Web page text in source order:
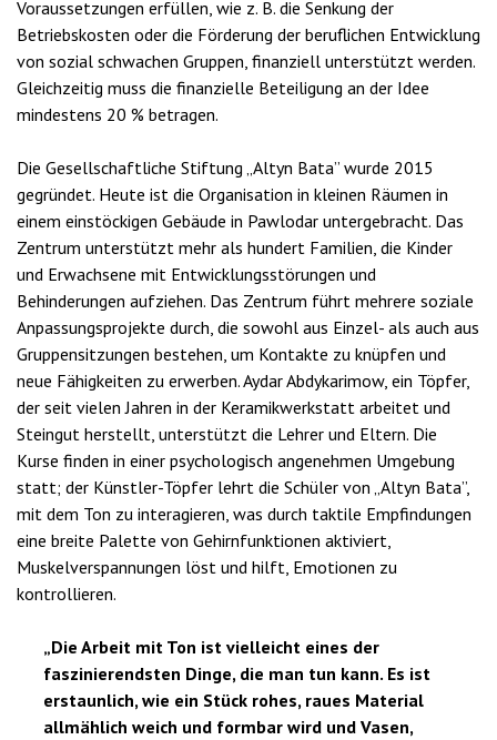
Voraussetzungen erfüllen, wie z. B. die Senkung der
Betriebskosten oder die Förderung der beruflichen Entwicklung
von sozial schwachen Gruppen, finanziell unterstützt werden.
Gleichzeitig muss die finanzielle Beteiligung an der Idee
mindestens 20 % betragen.
Die Gesellschaftliche Stiftung „Altyn Bata” wurde 2015
gegründet. Heute ist die Organisation in kleinen Räumen in
einem einstöckigen Gebäude in Pawlodar untergebracht. Das
Zentrum unterstützt mehr als hundert Familien, die Kinder
und Erwachsene mit Entwicklungsstörungen und
Behinderungen aufziehen. Das Zentrum führt mehrere soziale
Anpassungsprojekte durch, die sowohl aus Einzel- als auch aus
Gruppensitzungen bestehen, um Kontakte zu knüpfen und
neue Fähigkeiten zu erwerben. Aydar Abdykarimow, ein Töpfer,
der seit vielen Jahren in der Keramikwerkstatt arbeitet und
Steingut herstellt, unterstützt die Lehrer und Eltern. Die
Kurse finden in einer psychologisch angenehmen Umgebung
statt; der Künstler-Töpfer lehrt die Schüler von „Altyn Bata”,
mit dem Ton zu interagieren, was durch taktile Empfindungen
eine breite Palette von Gehirnfunktionen aktiviert,
Muskelverspannungen löst und hilft, Emotionen zu
kontrollieren.
„Die Arbeit mit Ton ist vielleicht eines der
faszinierendsten Dinge, die man tun kann. Es ist
erstaunlich, wie ein Stück rohes, raues Material
allmählich weich und formbar wird und Vasen,